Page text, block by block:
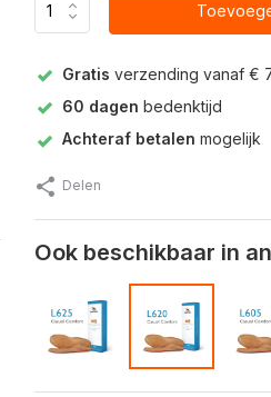
Gratis verzending vanaf €
60 dagen bedenktijd
Achteraf betalen mogelijk
Delen
Ook beschikbaar in